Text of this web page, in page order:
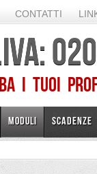
CONTATTI
MODULI SCADENZE